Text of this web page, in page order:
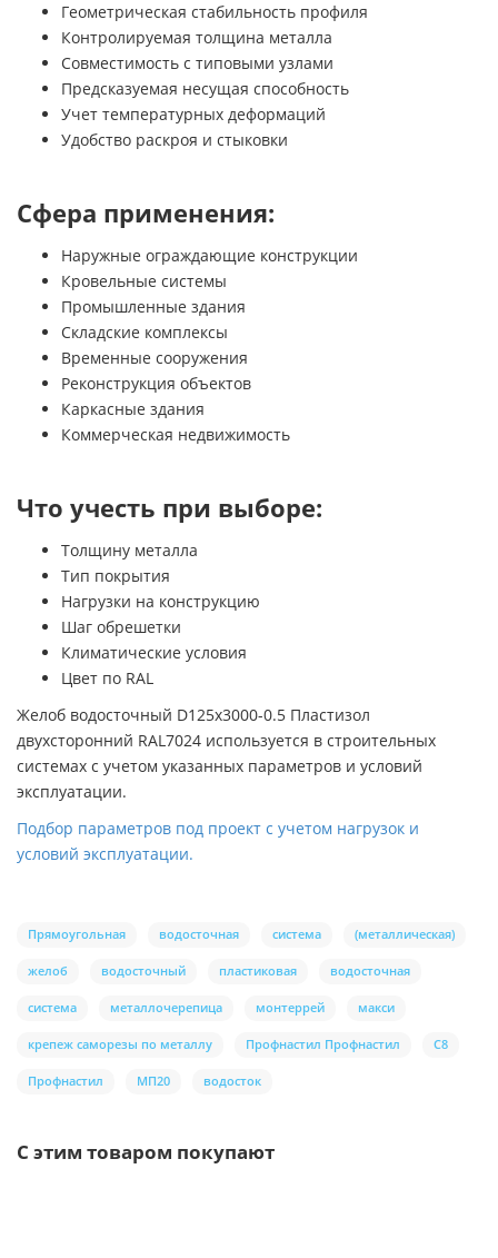
Геометрическая стабильность профиля
Контролируемая толщина металла
Совместимость с типовыми узлами
Предсказуемая несущая способность
Учет температурных деформаций
Удобство раскроя и стыковки
Сфера применения:
Наружные ограждающие конструкции
Кровельные системы
Промышленные здания
Складские комплексы
Временные сооружения
Реконструкция объектов
Каркасные здания
Коммерческая недвижимость
Что учесть при выборе:
Толщину металла
Тип покрытия
Нагрузки на конструкцию
Шаг обрешетки
Климатические условия
Цвет по RAL
Желоб водосточный D125х3000-0.5 Пластизол
двухсторонний RAL7024 используется в строительных
системах с учетом указанных параметров и условий
эксплуатации.
Подбор параметров под проект с учетом нагрузок и
условий эксплуатации.
Прямоугольная водосточная система (металлическая)
желоб водосточный пластиковая водосточная
система металлочерепица монтеррей макси
крепеж саморезы по металлу Профнастил Профнастил С8
Профнастил МП20 водосток
С этим товаром покупают